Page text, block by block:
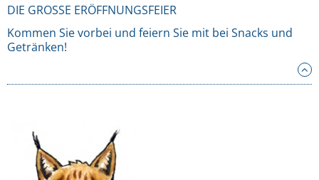
DIE GROSSE ERÖFFNUNGSFEIER
Kommen Sie vorbei und feiern Sie mit bei Snacks und
Getränken!